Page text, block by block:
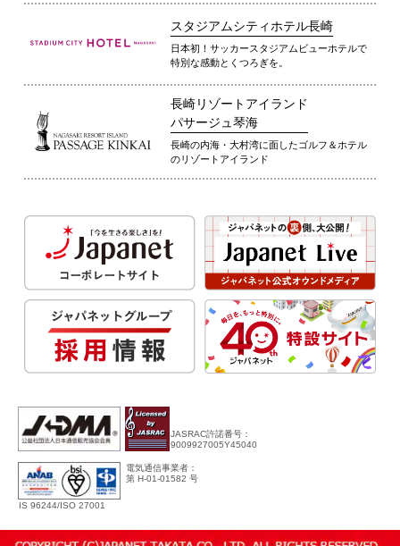
スタジアムシティホテル長崎
日本初！サッカースタジアムビューホテルで
特別な感動とくつろぎを。
長崎リゾートアイランド
パサージュ琴海
長崎の内海・大村湾に面したゴルフ＆ホテル
のリゾートアイランド
JASRAC許諾番号：
9009927005Y45040
IS 96244/ISO 27001
電気通信事業者：
第 H-01-01582 号